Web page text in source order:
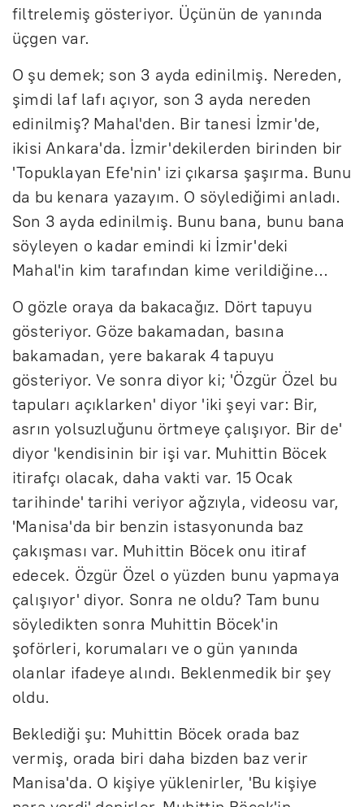
filtrelemiş gösteriyor. Üçünün de yanında
üçgen var.
O şu demek; son 3 ayda edinilmiş. Nereden,
şimdi laf lafı açıyor, son 3 ayda nereden
edinilmiş? Mahal'den. Bir tanesi İzmir'de,
ikisi Ankara'da. İzmir'dekilerden birinden bir
'Topuklayan Efe'nin' izi çıkarsa şaşırma. Bunu
da bu kenara yazayım. O söylediğimi anladı.
Son 3 ayda edinilmiş. Bunu bana, bunu bana
söyleyen o kadar emindi ki İzmir'deki
Mahal'in kim tarafından kime verildiğine...
O gözle oraya da bakacağız. Dört tapuyu
gösteriyor. Göze bakamadan, basına
bakamadan, yere bakarak 4 tapuyu
gösteriyor. Ve sonra diyor ki; 'Özgür Özel bu
tapuları açıklarken' diyor 'iki şeyi var: Bir,
asrın yolsuzluğunu örtmeye çalışıyor. Bir de'
diyor 'kendisinin bir işi var. Muhittin Böcek
itirafçı olacak, daha vakti var. 15 Ocak
tarihinde' tarihi veriyor ağzıyla, videosu var,
'Manisa'da bir benzin istasyonunda baz
çakışması var. Muhittin Böcek onu itiraf
edecek. Özgür Özel o yüzden bunu yapmaya
çalışıyor' diyor. Sonra ne oldu? Tam bunu
söyledikten sonra Muhittin Böcek'in
şoförleri, korumaları ve o gün yanında
olanlar ifadeye alındı. Beklenmedik bir şey
oldu.
Beklediği şu: Muhittin Böcek orada baz
vermiş, orada biri daha bizden baz verir
Manisa'da. O kişiye yüklenirler, 'Bu kişiye